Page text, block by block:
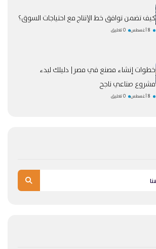
كيف تضمن توافق خط الإنتاج مع احتياجات السوق؟
8 أغسطس 0 تعليق
خطوات إنشاء مصنع في مصر| دليلك لبدء
مشروع صناعي ناجح
8 أغسطس 0 تعليق